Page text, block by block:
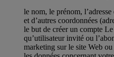
le nom, le prénom,
et d’autres coordonnées
le but de créer un compte
qu’utilisateur invité ou
marketing sur le site Web ou